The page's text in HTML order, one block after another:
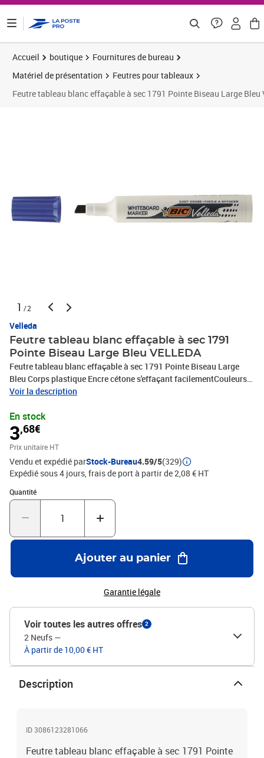
Accueil boutique
Fournitures de bureau
Matériel de présentation
Feutres pour tableaux
Feutre tableau blanc effaçable à sec 1791 Pointe Biseau Large Bleu
1 /2
Velleda
Feutre tableau blanc effaçable à sec 1791
Pointe Biseau Large Bleu VELLEDA
Feutre tableau blanc effaçable à sec 1791 Pointe Biseau Large
Bleu Corps plastique Encre cétone s'effaçant facilementCouleurs
très vives- pointe biseau large 3,5x5,5mm bleu
Voir la description
En stock
3,68€
Prix unitaire HT
Vendu et expédié parStock-Bureau4.59/5(329)
Expédié sous 4 jours, frais de port à partir de 2,08 € HT
Quantité
Quantité : 1
Ajouter au panier
Garantie légale
Voir toutes les autres offres 2
2 Neufs —
À partir de 10,00 € HT
Description
ID 3086123281066
Feutre tableau blanc effaçable à sec 1791 Pointe